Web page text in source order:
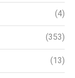
(4)
(353)
(13)